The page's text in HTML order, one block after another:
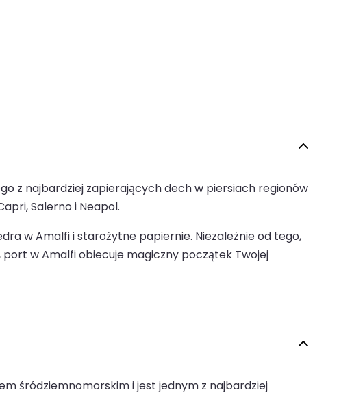
z najbardziej zapierających dech w piersiach regionów
Salerno i Neapol.
w Amalfi i starożytne papiernie. Niezależnie od tego,
w Amalfi obiecuje magiczny początek Twojej
śródziemnomorskim i jest jednym z najbardziej